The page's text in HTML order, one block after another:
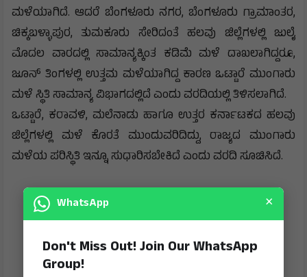
ಮಳೆಯಾಗಿದೆ. ಆದರೆ ಬೆಂಗಳೂರು ನಗರ, ಬೆಂಗಳೂರು ಗ್ರಾಮಾಂತರ,
ಚಿಕ್ಕಬಳ್ಳಾಪುರ, ತುಮಕೂರು ಸೇರಿದಂತೆ ಹಲವು ಜಿಲ್ಲೆಗಳಲ್ಲಿ ಜುಲೈ
ಮೊದಲ ವಾರದಲ್ಲಿ ಸಾಮಾನ್ಯಕ್ಕಿಂತ ಕಡಿಮೆ ಮಳೆ ದಾಖಲಾಗಿದ್ದರೂ,
ಜೂನ್ ತಿಂಗಳಲ್ಲಿ ಉತ್ತಮ ಮಳೆಯಾಗಿದ್ದ ಕಾರಣ ಒಟ್ಟಾರೆ ಮುಂಗಾರು
ಮಳೆ ಸ್ಥಿತಿ ಸಾಮಾನ್ಯ ವಿಭಾಗದಲ್ಲಿದೆ ಎಂದು ವರದಿಯಲ್ಲಿ ತಿಳಿಸಲಾಗಿದೆ.
ಒಟ್ಟಾರೆ, ಕರಾವಳಿ, ಮಲೆನಾಡು ಹಾಗೂ ಉತ್ತರ ಕರ್ನಾಟಕದ ಹಲವು
ಜಿಲ್ಲೆಗಳಲ್ಲಿ ಮಳೆ ಕೊರತೆ ಮುಂದುವರಿದಿದ್ದು, ರಾಜ್ಯದ ಮುಂಗಾರು
ಮಳೆಯ ಪರಿಸ್ಥಿತಿ ಇನ್ನೂ ಸುಧಾರಿಸಬೇಕಿದೆ ಎಂದು ವರದಿ ಸೂಚಿಸಿದೆ.
WhatsApp ×
Don't Miss Out! Join Our WhatsApp
Group!